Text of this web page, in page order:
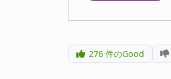
276件のGood